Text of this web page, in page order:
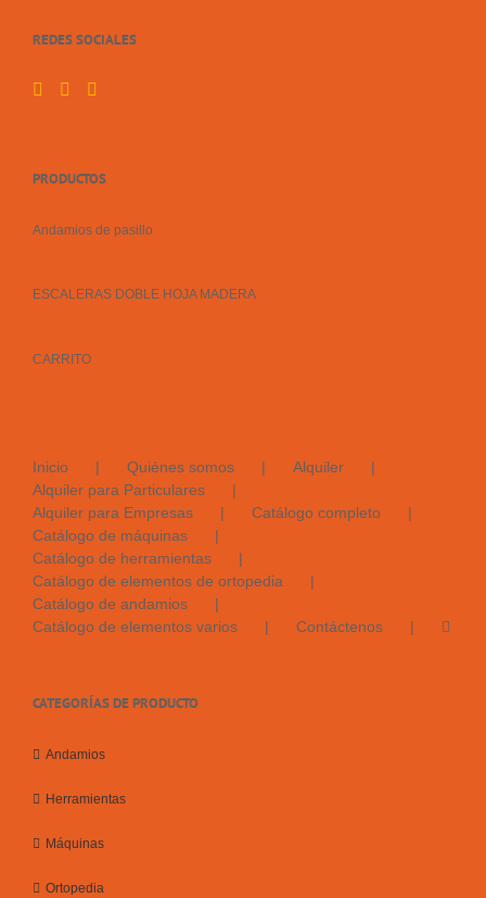
REDES SOCIALES
PRODUCTOS
Andamios de pasillo
ESCALERAS DOBLE HOJA MADERA
CARRITO
Inicio Quiénes somos
Alquiler
Alquiler para Particulares
Alquiler para Empresas
Catálogo completo
Catálogo de máquinas
Catálogo de herramientas
Catálogo de elementos de ortopedia
Catálogo de andamios
Catálogo de elementos varios
Contáctenos
CATEGORÍAS DE PRODUCTO
Andamios
Herramientas
Máquinas
Ortopedia